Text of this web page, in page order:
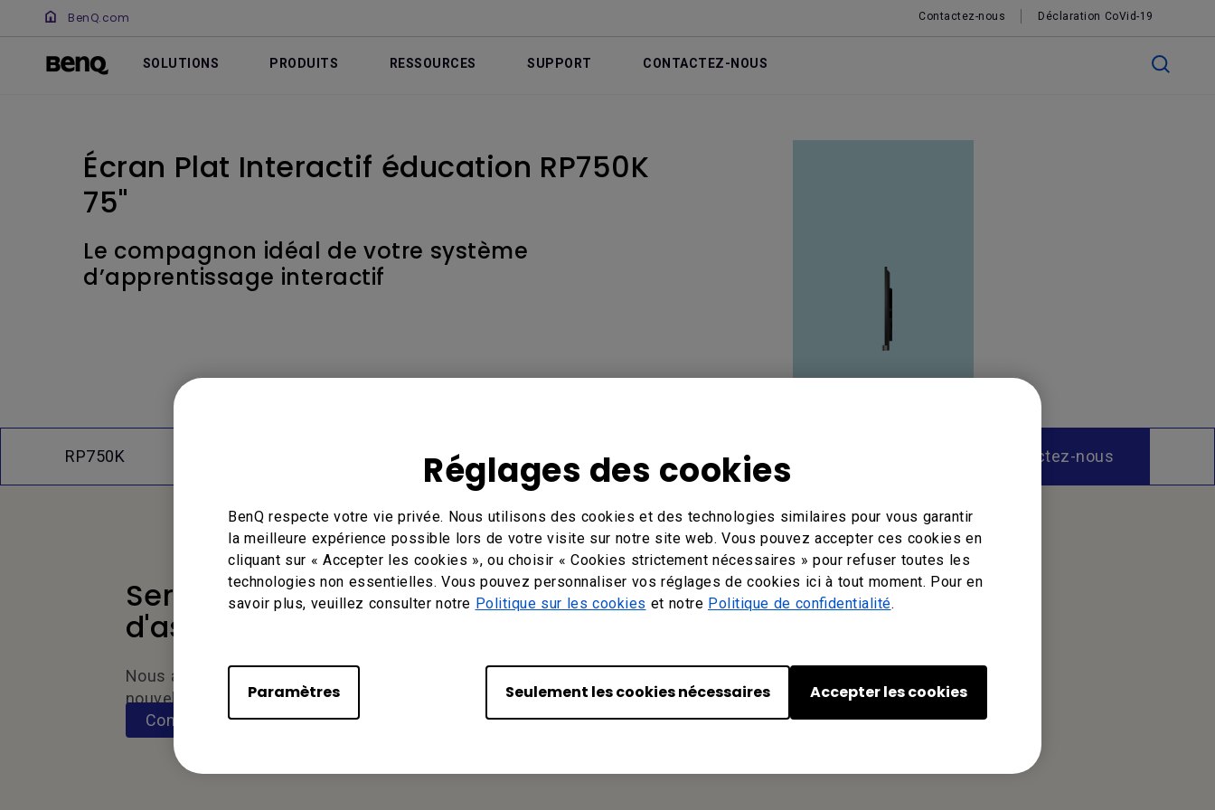
Réglages des cookies
BenQ respecte votre vie privée. Nous utilisons des cookies et des technologies similaires pour vous garantir
la meilleure expérience possible lors de votre visite sur notre site web. Vous pouvez accepter ces cookies en
cliquant sur « Accepter les cookies », ou choisir « Cookies strictement nécessaires » pour refuser toutes les
technologies non essentielles. Vous pouvez personnaliser vos réglages de cookies ici à tout moment. Pour en
savoir plus, veuillez consulter notre Politique sur les cookies et notre Politique de confidentialité.
Paramètres Seulement les cookies nécessaires Accepter les cookies
BenQ.com Contactez-nous Déclaration CoVid-19
SOLUTIONS PRODUITS RESSOURCES SUPPORT CONTACTEZ-NOUS
Écran Plat Interactif éducation RP750K
75"
Le compagnon idéal de votre système
d’apprentissage interactif
RP750K Contactez-nous
Service
d'assistance
Nous aimerions avoir de vos
nouvelles.
Contactez-nous
Votre BenQ